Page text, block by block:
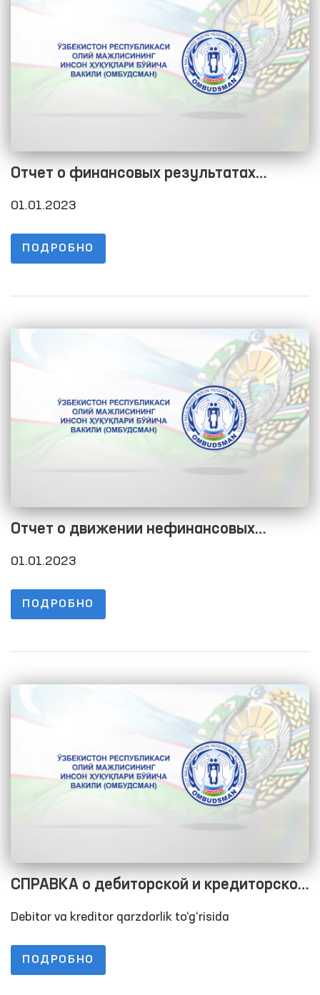
Отчет о финансовых результатах
текущего года по состоянию на 1 января
01.01.2023
ПОДРОБНО
Отчет о движении нефинансовых
активов на 01.01.2023
01.01.2023
ПОДРОБНО
СПРАВКА о дебиторской и кредиторской
задолженностях по состоянию на
Debitor va kreditor qarzdorlik to‘g‘risida
ПОДРОБНО